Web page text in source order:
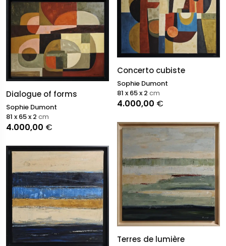
Dialogue of forms
Sophie Dumont
4.000,00 €
81 x 65 x 2 cm
Concerto cubiste
Sophie Dumont
4.000,00 €
81 x 65 x 2 cm
Terres de lumière